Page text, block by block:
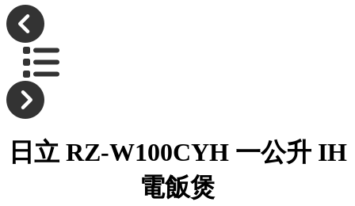
日立 RZ-W100CYH 一公升 IH
電飯煲